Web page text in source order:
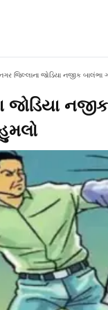
જિલ્લાના જોડિયા નજીક
જોડિયા